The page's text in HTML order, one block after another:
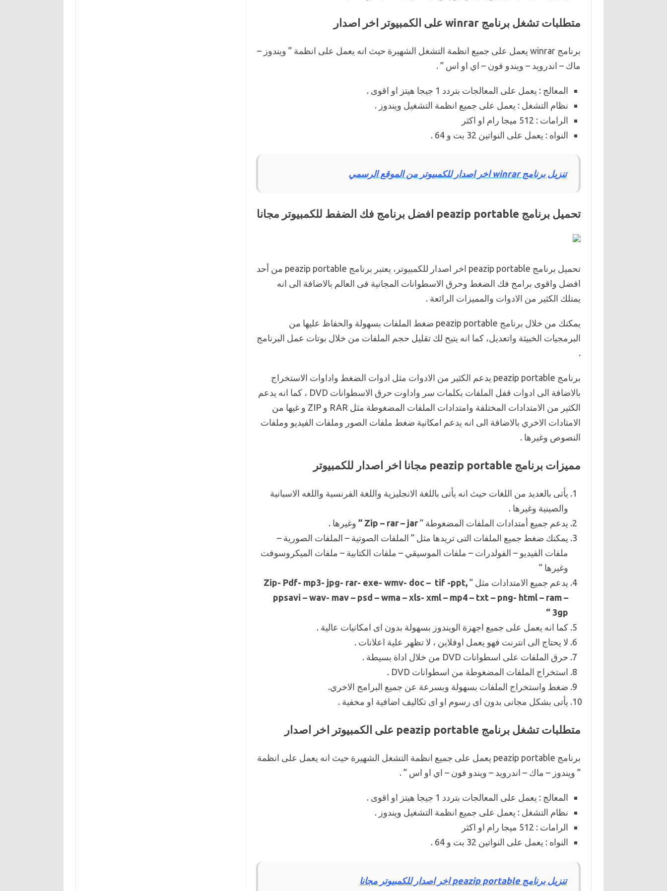
متطلبات تشغل برنامج winrar على الكمبيوتر اخر اصدار
برنامج winrar يعمل على جميع انظمة التشغل الشهيرة حيث انه يعمل على انظمة ” ويندوز –
ماك – اندرويد – ويندو فون – اي او اس ” .
المعالج : يعمل على المعالجات بتردد 1 جيجا هيتز او اقوى .
نظام التشغل : يعمل على جميع انظمة التشغيل ويندوز .
الرامات : 512 ميجا رام او اكثر
النواه : يعمل على النواتين 32 بت و 64 .
تنزيل برنامج winrar اخر اصدار للكمبيوتر من الموقع الرسمي
تحميل برنامج peazip portable افضل برنامج فك الضفط للكمبيوتر مجانا
تحميل برنامج peazip portable اخر اصدار للكمبيوتر، يعتبر برنامج peazip portable من أحد
افضل واقوى برامج فك الضغط وحرق الاسطوانات المجانية فى العالم بالاضافة الى انه
يمتلك الكثير من الادوات والمميزات الرائعة .
يمكنك من خلال برنامج peazip portable ضغط الملفات بسهولة والحفاظ عليها من
البرمجيات الخبيثة واتعديل، كما انه يتيح لك تقليل حجم الملفات من خلال بوتات عمل البرنامج
.
برنامج peazip portable يدعم الكثير من الادوات مثل ادوات الضغط واداوات الاستخراج
بالاضافة الى ادوات قفل الملفات بكلمات سر واداوت حرق الاسطوانات DVD ، كما انه يدعم
الكثير من الامتدادات المختلفة وامتدادات الملفات المضغوطة مثل RAR و ZIP و غيها من
الامتادات الاخري بالاضافة الى انه يدعم امكانية ضغط ملفات الصور وملفات الفيديو وملفات
النصوص وغيرها .
مميزات برنامج peazip portable مجانا اخر اصدار للكمبيوتر
يأتى بالعديد من اللغات حيث انه يأتى باللغة الانجليزية واللغة الفرنسية واللغه الاسبانية
والصينية وغيرها .
يدعم جميع أمتدادات الملفات المضغوطة ” Zip – rar – jar ”
وغيرها .
يمكنك ضغط جميع الملفات التى تريدها مثل ” الملفات الصوتية – الملفات الصورية –
ملفات الفيديو – الفولدرات – ملفات الموسيقي – ملفات الكتابية – ملفات الميكروسوفت
وغيرها “
يدعم جميع الامتدادات مثل ” Zip- Pdf- mp3- jpg- rar- exe- wmv- doc – tif -ppt,
ppsavi – wav- mav – psd – wma – xls- xml – mp4 – txt – png- html – ram –
3gp “
كما انه يعمل على جميع اجهزة الويندوز بسهولة بدون اى امكانيات عالية .
لا يحتاج الى انترنت فهو يعمل اوفلاين ، لا تظهر علية اعلانات .
حرق الملفات على اسطوانات DVD من خلال اداة بسيطة .
استخراج الملفات المضغوطة من اسطوانات DVD .
ضغط واستخراج الملفات بسهولة وبسرعة عن جميع البرامج الاخري.
يأتى بشكل مجانى بدون اى رسوم او اى تكاليف اضافية او مخفية .
متطلبات تشغل برنامج peazip portable على الكمبيوتر اخر اصدار
برنامج peazip portable يعمل على جميع انظمة التشغل الشهيرة حيث انه يعمل على انظمة
” ويندوز – ماك – اندرويد – ويندو فون – اي او اس ” .
المعالج : يعمل على المعالجات بتردد 1 جيجا هيتز او اقوى .
نظام التشغل : يعمل على جميع انظمة التشغيل ويندوز .
الرامات : 512 ميجا رام او اكثر
النواه : يعمل على النواتين 32 بت و 64 .
تنزيل برنامج peazip portable اخر اصدار للكمبيوتر مجانا